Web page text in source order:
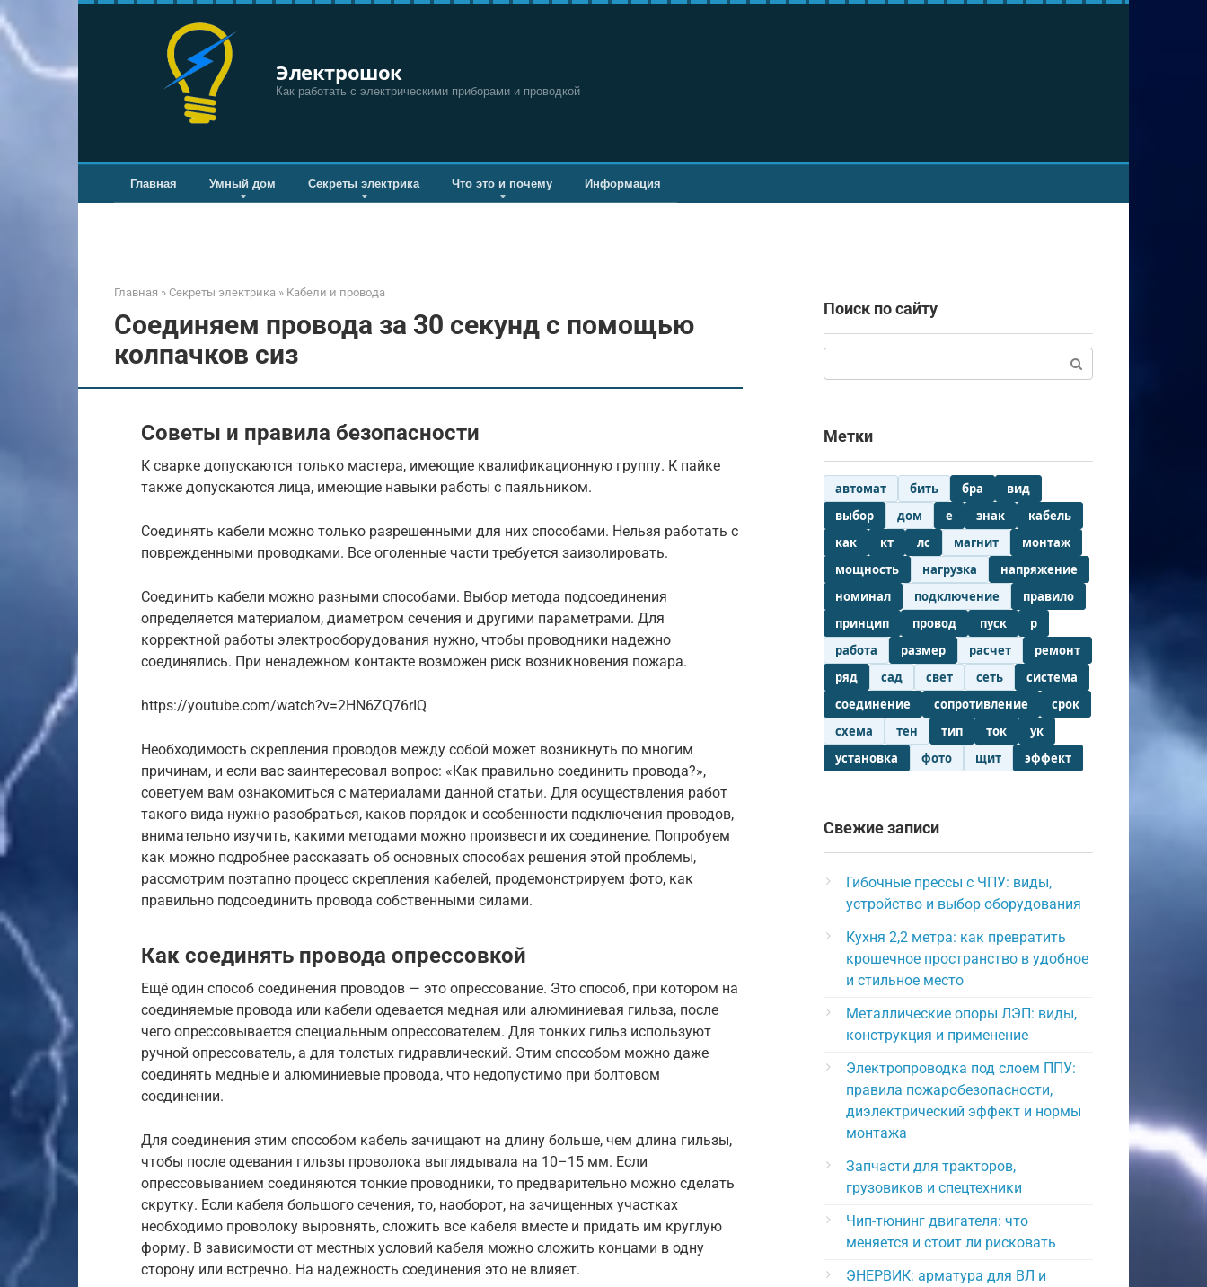
Перейти
к
контенту
Электрошок
Как работать с электрическими приборами и проводкой
Главная Умный дом Секреты электрика Что это и почему Информация
Главная » Секреты электрика » Кабели и провода
Соединяем провода за 30 секунд с помощью
колпачков сиз
Советы и правила безопасности
К сварке допускаются только мастера, имеющие квалификационную группу. К пайке
также допускаются лица, имеющие навыки работы с паяльником.
Соединять кабели можно только разрешенными для них способами. Нельзя работать с
поврежденными проводками. Все оголенные части требуется заизолировать.
Соединить кабели можно разными способами. Выбор метода подсоединения
определяется материалом, диаметром сечения и другими параметрами. Для
корректной работы электрооборудования нужно, чтобы проводники надежно
соединялись. При ненадежном контакте возможен риск возникновения пожара.
https://youtube.com/watch?v=2HN6ZQ76rIQ
Необходимость скрепления проводов между собой может возникнуть по многим
причинам, и если вас заинтересовал вопрос: «Как правильно соединить провода?»,
советуем вам ознакомиться с материалами данной статьи. Для осуществления работ
такого вида нужно разобраться, каков порядок и особенности подключения проводов,
внимательно изучить, какими методами можно произвести их соединение. Попробуем
как можно подробнее рассказать об основных способах решения этой проблемы,
рассмотрим поэтапно процесс скрепления кабелей, продемонстрируем фото, как
правильно подсоединить провода собственными силами.
Как соединять провода опрессовкой
Ещё один способ соединения проводов — это опрессование. Это способ, при котором на
соединяемые провода или кабели одевается медная или алюминиевая гильза, после
чего опрессовывается специальным опрессователем. Для тонких гильз используют
ручной опрессователь, а для толстых гидравлический. Этим способом можно даже
соединять медные и алюминиевые провода, что недопустимо при болтовом
соединении.
Для соединения этим способом кабель зачищают на длину больше, чем длина гильзы,
чтобы после одевания гильзы проволока выглядывала на 10–15 мм. Если
опрессовыванием соединяются тонкие проводники, то предварительно можно сделать
скрутку. Если кабеля большого сечения, то, наоборот, на зачищенных участках
необходимо проволоку выровнять, сложить все кабеля вместе и придать им круглую
форму. В зависимости от местных условий кабеля можно сложить концами в одну
сторону или встречно. На надежность соединения это не влияет.
Поиск по сайту
Метки
автомат бить бра
вид
выбор
дом е знак
кабель
как
кт лс магнит
монтаж
мощность
нагрузка
напряжение
номинал
подключение
правило
принцип
провод пуск
р
работа
размер расчет
ремонт
ряд
сад свет сеть
система
соединение
сопротивление
срок
схема
тен тип ток
ук
установка
фото щит эффект
Свежие записи
Гибочные прессы с ЧПУ: виды,
устройство и выбор оборудования
Кухня 2,2 метра: как превратить
крошечное пространство в удобное
и стильное место
Металлические опоры ЛЭП: виды,
конструкция и применение
Электропроводка под слоем ППУ:
правила пожаробезопасности,
диэлектрический эффект и нормы
монтажа
Запчасти для тракторов,
грузовиков и спецтехники
Чип-тюнинг двигателя: что
меняется и стоит ли рисковать
ЭНЕРВИК: арматура для ВЛ и